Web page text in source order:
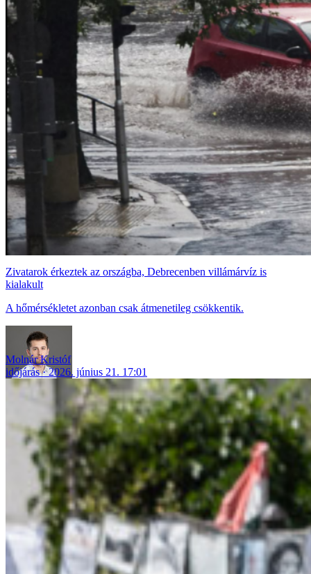
Zivatarok érkeztek az országba, Debrecenben villámárvíz is
kialakult
A hőmérsékletet azonban csak átmenetileg csökkentik.
Molnár Kristóf
időjárás
2026. június 21. 17:01